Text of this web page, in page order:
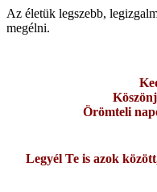
Az életük legszebb,
megélni.
Örömteli
Legyél Te is azok